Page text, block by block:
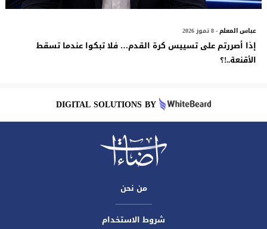
عباس المعلم- 8 تموز 2026
إذا أصررتم على تسييس كرة القدم… فلا تبكوا عندما تسقط
الأقنعة..!؟
DIGITAL SOLUTIONS BY
من نحن
شروط الاستخدام